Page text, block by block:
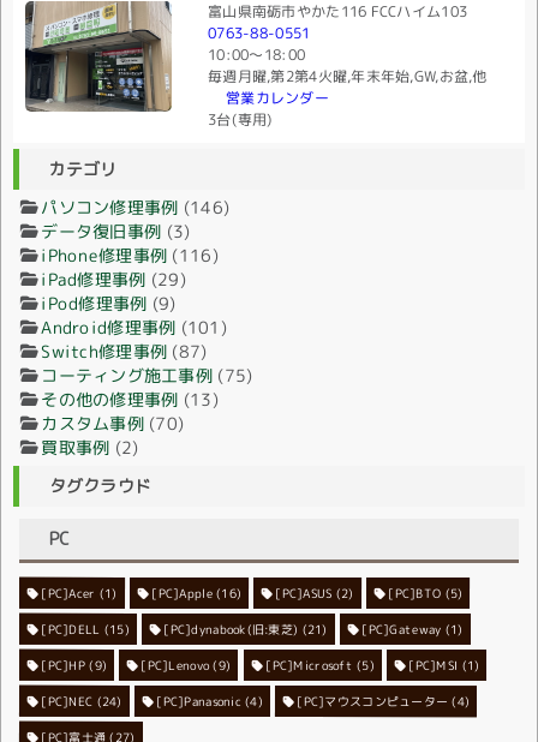
富山県南砺市やかた116 FCCハイム103
0763-88-0551
10:00〜18:00
毎週月曜,第2第4火曜,年末年始,GW,お盆,他
営業カレンダー
3台(専用)
カテゴリ
パソコン修理事例 (146)
データ復旧事例 (3)
iPhone修理事例 (116)
iPad修理事例 (29)
iPod修理事例 (9)
Android修理事例 (101)
Switch修理事例 (87)
コーティング施工事例 (75)
その他の修理事例 (13)
カスタム事例(70)
買取事例 (2)
タグクラウド
PC
[PC]Acer (1) [PC]Apple(16) [PC]ASUS (2) [PC]BTO (5)
[PC]DELL (15) [PC]dynabook(旧:東芝) (21) [PC]Gateway (1)
[PC]HP(9) [PC]Lenovo(9) [PC]Microsoft (5) [PC]MSI (1)
[PC]NEC (24) [PC]Panasonic (4) [PC]マウスコンピューター (4)
[PC]富士通 (27)